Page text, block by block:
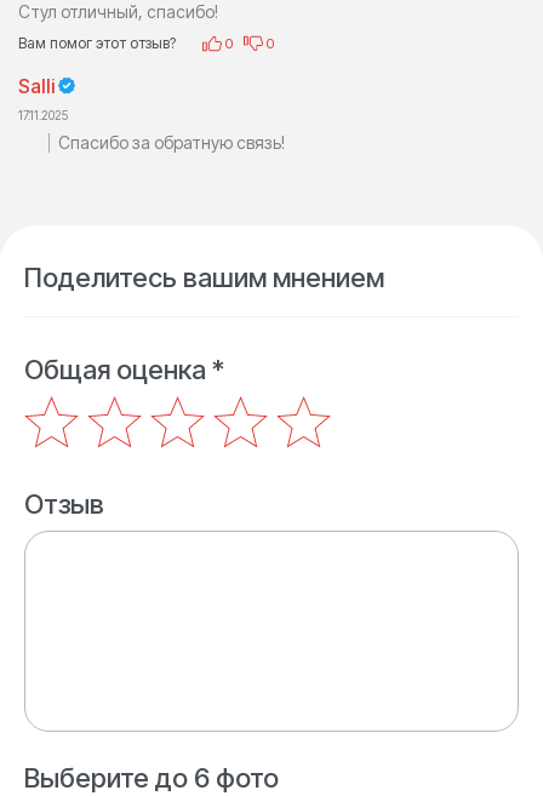
Стул отличный, спасибо!
Вам помог этот отзыв? 0 0
Salli
17.11.2025
Спасибо за обратную связь!
Поделитесь вашим мнением
Общая оценка *
Отзыв
Выберите до 6 фото